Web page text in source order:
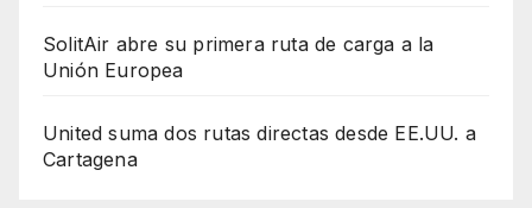
SolitAir abre su primera ruta de carga a la
Unión Europea
United suma dos rutas directas desde EE.UU. a
Cartagena